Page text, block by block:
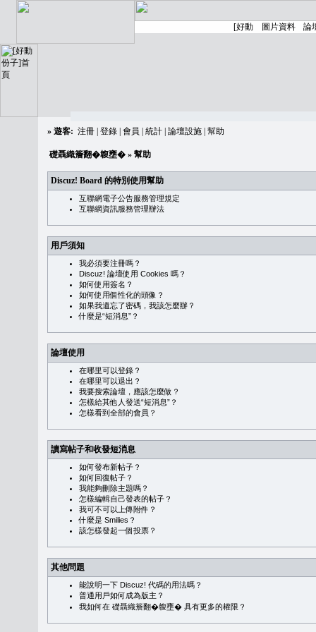
» 遊客: 注冊 登錄 會員 統計 論壇設施 幫助
礎聶織簷翻�䪖壅� » 幫助
Discuz! Board 的特別使用幫助
互聯網電子公告服務管理規定
互聯網資訊服務管理辦法
用戶須知
我必須要注冊嗎？
Discuz! 論壇使用 Cookies 嗎？
如何使用簽名？
如何使用個性化的頭像？
如果我遺忘了密碼，我該怎麼辦？
什麼是“短消息”？
論壇使用
在哪里可以登錄？
在哪里可以退出？
我要搜索論壇，應該怎麼做？
怎樣給其他人發送“短消息”？
怎樣看到全部的會員？
讀寫帖子和收發短消息
如何發布新帖子？
如何回復帖子？
我能夠刪除主題嗎？
怎樣編輯自己發表的帖子？
我可不可以上傳附件？
什麼是 Smilies？
該怎樣發起一個投票？
其他問題
能說明一下 Discuz! 代碼的用法嗎？
普通用戶如何成為版主？
我如何在 礎聶織簷翻�䪖壅� 具有更多的權限？